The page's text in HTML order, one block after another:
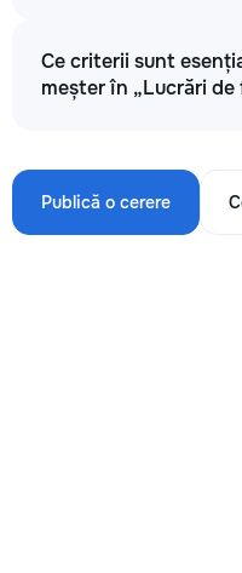
Ce criterii sunt
meșter în „Lucrări de
Publică o cerere